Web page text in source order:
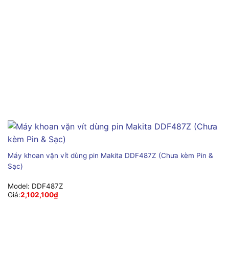
Máy khoan vặn vít dùng pin Makita DDF487Z (Chưa kèm Pin &
Sạc)
Model: DDF487Z
Giá:2,102,100₫